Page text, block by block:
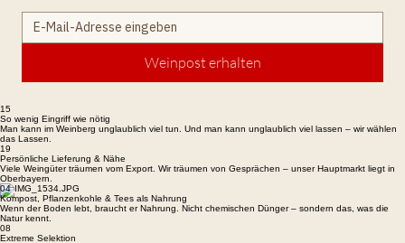
Weinpost erhalten
15
So wenig Eingriff wie nötig
Man kann im Weinberg unglaublich viel tun. Und man kann unglaublich viel lassen – wir wählen
das Lassen.
19
Persönliche Lieferung & Nähe
Viele Weingüter träumen vom Export. Wir träumen von Gesprächen – unser Hauptmarkt liegt in
Oberbayern.
04
Kompost, Pflanzenkohle & Tees als Nahrung
Wenn der Boden lebt, braucht er Nahrung. Nicht chemischen Dünger – sondern das, was die
Natur kennt.
08
Extreme Selektion